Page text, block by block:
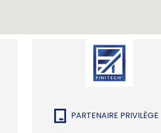
PARTENAIRE PRIVILÈGE